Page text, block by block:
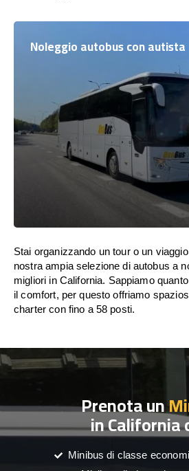
Noleggio autobus con autista
Stai organizzando un tour o un
nostra ampia selezione di autobus a
migliori in California. Sappiamo
il comfort, per questo offriamo
charter con fino a 58 posti.
Prenota un
in California
Minibus di classe